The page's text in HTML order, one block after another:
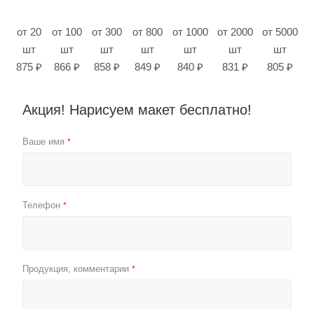
от 20
шт
875 ₽
от 100
шт
866 ₽
от 300
шт
858 ₽
от 800
шт
849 ₽
от 1000
шт
840 ₽
от 2000
шт
831 ₽
от 5000
шт
805 ₽
Акция! Нарисуем макет бесплатно!
Ваше имя *
Телефон *
Продукция, комментарии *